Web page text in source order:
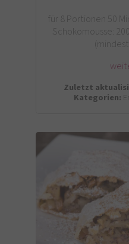
für 8 Portionen 50
Schokomousse:
Zuletzt
Kategorien: